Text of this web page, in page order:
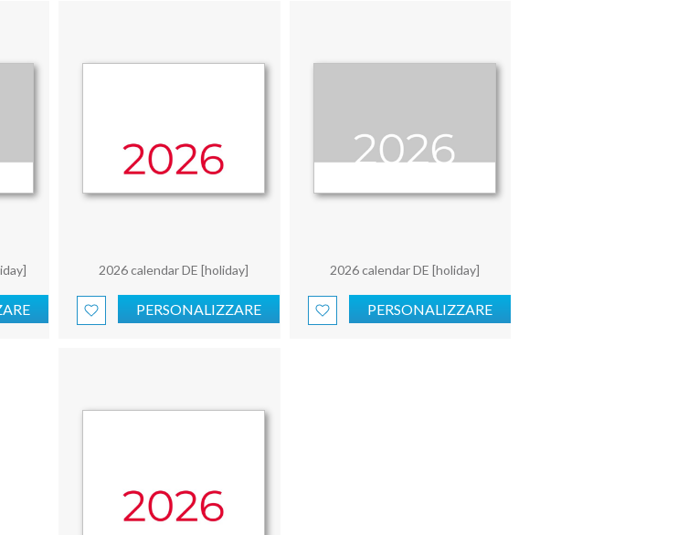
2026 calendar DE [holiday]
PERSONALIZZARE
2026 calendar DE [holiday]
PERSONALIZZARE